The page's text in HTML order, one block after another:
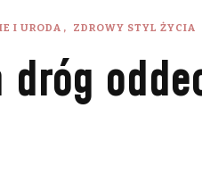
I URODA ZDROWY STYL ŻYCIA
dróg